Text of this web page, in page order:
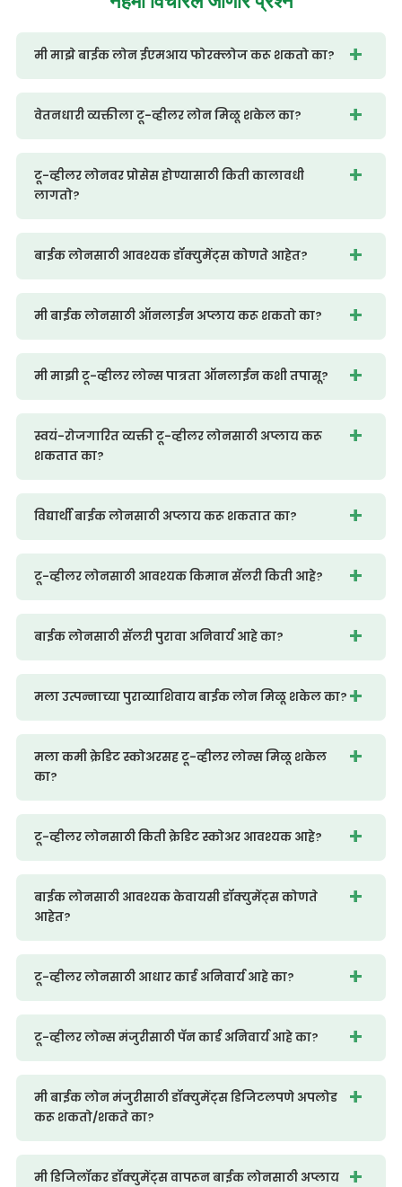
मी माझे बाईक लोन ईएमआय फोरक्लोज करू शकतो का?
वेतनधारी व्यक्तीला टू-व्हीलर लोन मिळू शकेल का?
टू-व्हीलर लोनवर प्रोसेस होण्यासाठी किती कालावधी
लागतो?
बाईक लोनसाठी आवश्यक डॉक्युमेंट्स कोणते आहेत?
मी बाईक लोनसाठी ऑनलाईन अप्लाय करू शकतो का?
मी माझी टू-व्हीलर लोन्स पात्रता ऑनलाईन कशी तपासू?
स्वयं-रोजगारित व्यक्ती टू-व्हीलर लोनसाठी अप्लाय करू
शकतात का?
विद्यार्थी बाईक लोनसाठी अप्लाय करू शकतात का?
टू-व्हीलर लोनसाठी आवश्यक किमान सॅलरी किती आहे?
बाईक लोनसाठी सॅलरी पुरावा अनिवार्य आहे का?
मला उत्पन्नाच्या पुराव्याशिवाय बाईक लोन मिळू शकेल का?
मला कमी क्रेडिट स्कोअरसह टू-व्हीलर लोन्स मिळू शकेल
का?
टू-व्हीलर लोनसाठी किती क्रेडिट स्कोअर आवश्यक आहे?
बाईक लोनसाठी आवश्यक केवायसी डॉक्युमेंट्स कोणते
आहेत?
टू-व्हीलर लोनसाठी आधार कार्ड अनिवार्य आहे का?
टू-व्हीलर लोन्स मंजुरीसाठी पॅन कार्ड अनिवार्य आहे का?
मी बाईक लोन मंजुरीसाठी डॉक्युमेंट्स डिजिटलपणे अपलोड
करू शकतो/शकते का?
मी डिजिलॉकर डॉक्युमेंट्स वापरून बाईक लोनसाठी अप्लाय